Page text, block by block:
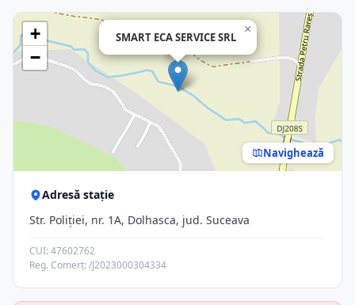
SMART ECA SERVICE SRL
×
+
−
Navighează
Adresă stație
Str. Poliţiei, nr. 1A, Dolhasca, jud. Suceava
CUI: 47602762
Reg. Comerț: /J2023000304334